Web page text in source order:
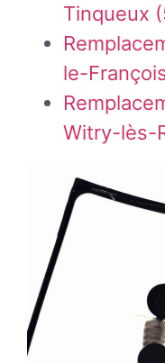
Tinqueux
le-
Witry-lès-